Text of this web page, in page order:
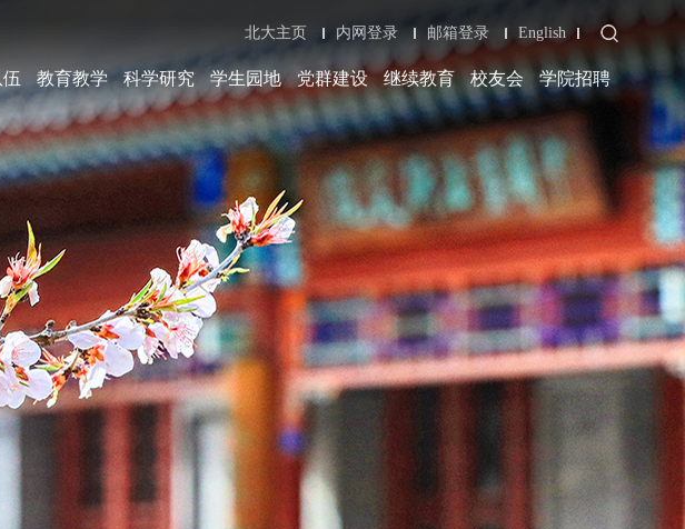
北大主页 内网登录 邮箱登录 English
教育教学 科学研究 学生园地 党群建设 继续教育 校友会 学院招聘